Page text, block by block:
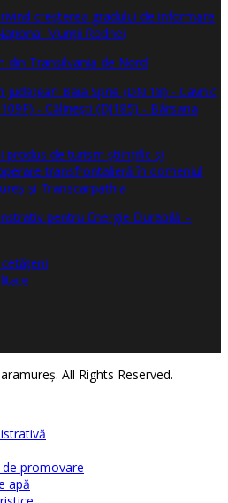
All Rights Reserved.
promovare
apă